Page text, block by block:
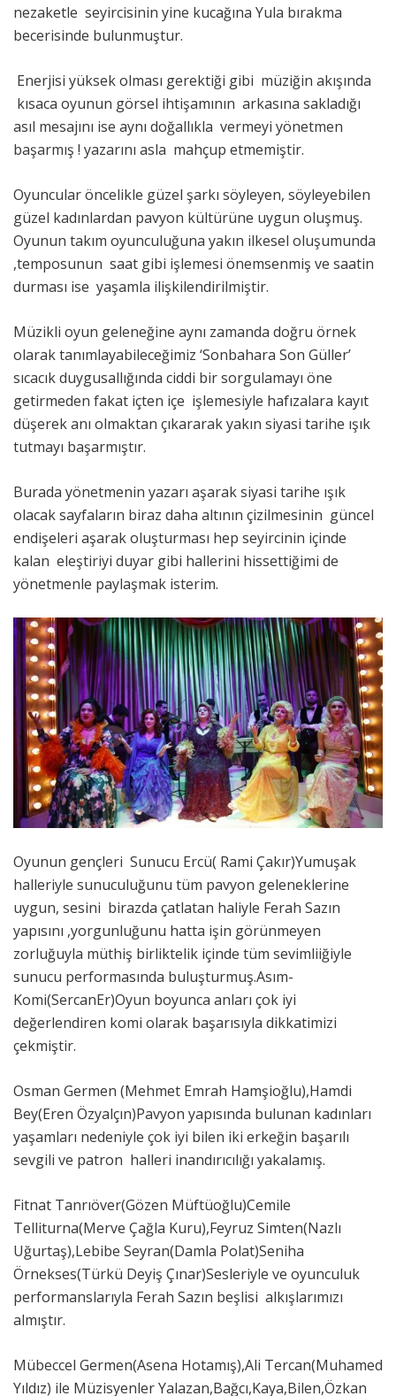
nezaketle seyircisinin yine kucağına Yula bırakma
becerisinde bulunmuştur.
Enerjisi yüksek olması gerektiği gibi müziğin akışında
kısaca oyunun görsel ihtişamının arkasına sakladığı
asıl mesajını ise aynı doğallıkla vermeyi yönetmen
başarmış ! yazarını asla mahçup etmemiştir.
Oyuncular öncelikle güzel şarkı söyleyen, söyleyebilen
güzel kadınlardan pavyon kültürüne uygun oluşmuş.
Oyunun takım oyunculuğuna yakın ilkesel oluşumunda
,temposunun saat gibi işlemesi önemsenmiş ve saatin
durması ise yaşamla ilişkilendirilmiştir.
Müzikli oyun geleneğine aynı zamanda doğru örnek
olarak tanımlayabileceğimiz ‘Sonbahara Son Güller’
sıcacık duygusallığında ciddi bir sorgulamayı öne
getirmeden fakat içten içe işlemesiyle hafızalara kayıt
düşerek anı olmaktan çıkararak yakın siyasi tarihe ışık
tutmayı başarmıştır.
Burada yönetmenin yazarı aşarak siyasi tarihe ışık
olacak sayfaların biraz daha altının çizilmesinin güncel
endişeleri aşarak oluşturması hep seyircinin içinde
kalan eleştiriyi duyar gibi hallerini hissettiğimi de
yönetmenle paylaşmak isterim.
Oyunun gençleri Sunucu Ercü( Rami Çakır)Yumuşak
halleriyle sunuculuğunu tüm pavyon geleneklerine
uygun, sesini birazda çatlatan haliyle Ferah Sazın
yapısını ,yorgunluğunu hatta işin görünmeyen
zorluğuyla müthiş birliktelik içinde tüm sevimliiğiyle
sunucu performasında buluşturmuş.Asım-
Komi(SercanEr)Oyun boyunca anları çok iyi
değerlendiren komi olarak başarısıyla dikkatimizi
çekmiştir.
Osman Germen (Mehmet Emrah Hamşioğlu),Hamdi
Bey(Eren Özyalçın)Pavyon yapısında bulunan kadınları
yaşamları nedeniyle çok iyi bilen iki erkeğin başarılı
sevgili ve patron halleri inandırıcılığı yakalamış.
Fitnat Tanrıöver(Gözen Müftüoğlu)Cemile
Telliturna(Merve Çağla Kuru),Feyruz Simten(Nazlı
Uğurtaş),Lebibe Seyran(Damla Polat)Seniha
Örnekses(Türkü Deyiş Çınar)Sesleriyle ve oyunculuk
performanslarıyla Ferah Sazın beşlisi alkışlarımızı
almıştır.
Mübeccel Germen(Asena Hotamış),Ali Tercan(Muhamed
Yıldız) ile Müzisyenler Yalazan,Bağcı,Kaya,Bilen,Özkan